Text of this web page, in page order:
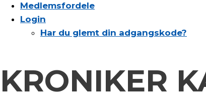
Medlemsfordele
Login
Har du glemt din adgangskode?
KRONIKER